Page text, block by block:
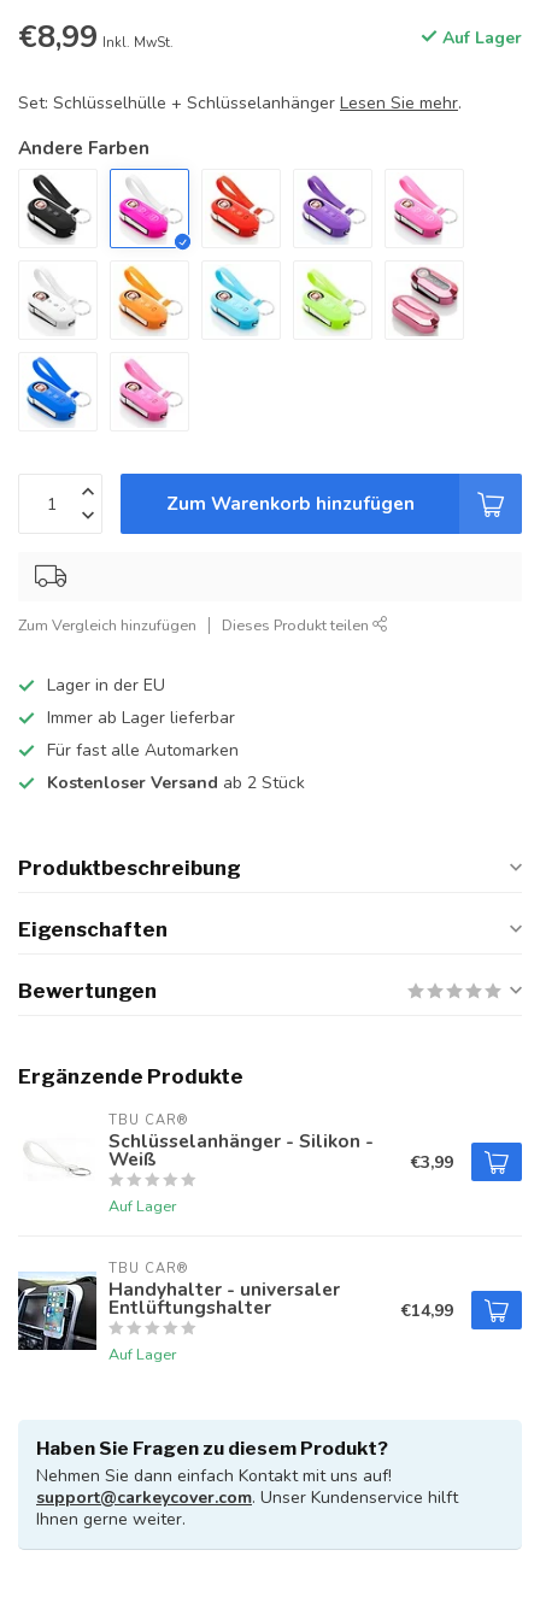
€8,99 Inkl. MwSt. Auf Lager
Set: Schlüsselhülle + Schlüsselanhänger Lesen Sie mehr.
Andere Farben
Zum Warenkorb hinzufügen
Zum Vergleich hinzufügen Dieses Produkt teilen
Lager in der EU
Immer ab Lager lieferbar
Für fast alle Automarken
Kostenloser Versand ab 2 Stück
Produktbeschreibung
Eigenschaften
Bewertungen
Ergänzende Produkte
TBU CAR®
Schlüsselanhänger - Silikon -
Weiß
Auf Lager
€3,99
TBU CAR®
Handyhalter - universaler
Entlüftungshalter
Auf Lager
€14,99
Haben Sie Fragen zu diesem Produkt?
Nehmen Sie dann einfach Kontakt mit uns auf!
support@carkeycover.com. Unser Kundenservice hilft
Ihnen gerne weiter.